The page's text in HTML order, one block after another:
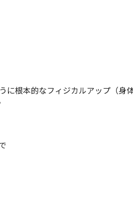
に根本的なフィジカルアップ（身